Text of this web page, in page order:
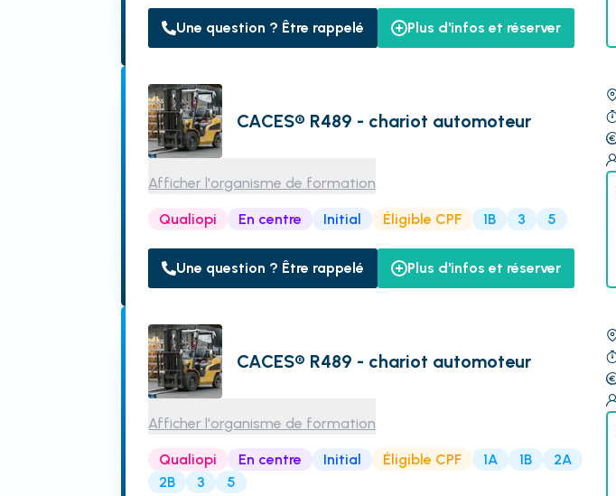
Une question ? Être rappelé Plus d'infos et réserver
CACES® R489 - chariot automoteur
Afficher l'organisme de formation
Qualiopi En centre Initial Éligible CPF 1B 3 5
Une question ? Être rappelé Plus d'infos et réserver
CACES® R489 - chariot automoteur
Afficher l'organisme de formation
Qualiopi En centre Initial Éligible CPF 1A 1B
2A
2B
3 5